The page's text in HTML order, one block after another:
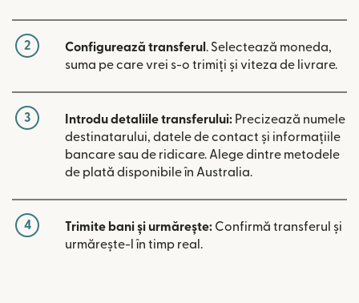
2 Configurează transferul . Selectează moneda,
suma pe care vrei s-o trimiți și viteza de livrare.
3 Introdu detaliile transferului: Precizează numele
destinatarului, datele de contact și informațiile
bancare sau de ridicare. Alege dintre metodele
de plată disponibile în Australia.
4 Trimite bani și urmărește: Confirmă transferul și
urmărește-l în timp real.